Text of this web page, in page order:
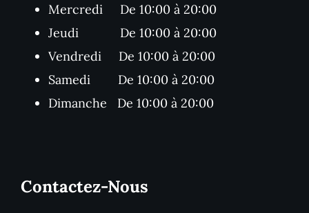
Mercredi De 10:00 à 20:00
Jeudi De 10:00 à 20:00
Vendredi De 10:00 à 20:00
Samedi De 10:00 à 20:00
Dimanche De 10:00 à 20:00
Contactez-Nous